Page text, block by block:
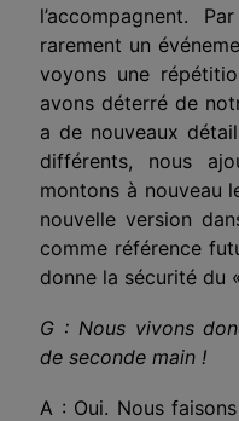
l’accompagnent.
rarement un
voyons une
avons déterré de
a de nouveaux
différents, nous
montons à nouveau
nouvelle version
comme référence
donne la sécurité du
G : Nous vivons
de seconde main !
A : Oui. Nous